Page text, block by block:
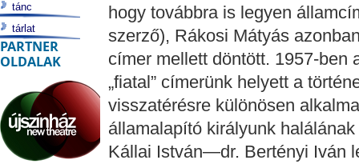
hogy továbbra is legyen
szerző), Rákosi Mátyás
címer mellett döntött. 1957-ben
„fiatal” címerünk helyett a
visszatérésre különösen
államalapító királyunk
Kállai István—dr. Bertényi Iván
tánc
tárlat
PARTNER
OLDALAK